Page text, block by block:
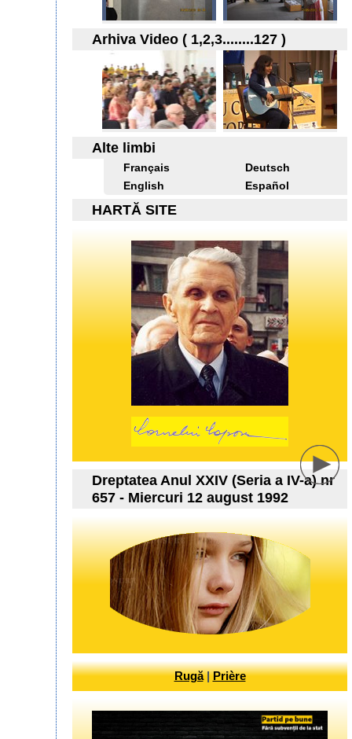
Arhiva Video ( 1,2,3........127 )
Alte limbi
Français
Deutsch
English
Español
HARTĂ SITE
Dreptatea Anul XXIV (Seria a IV-a) nr
657 - Miercuri 12 august 1992
Rugă|Prière